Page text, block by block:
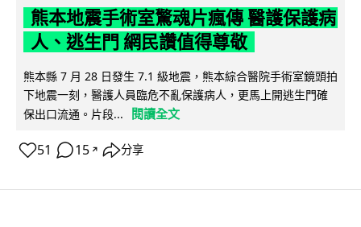
熊本地震手術室驚魂片瘋傳 醫護保護病
人、逃生門 網民讚值得尊敬
熊本縣 7 月 28 日發生 7.1 級地震，熊本綜合醫院手術室鏡頭拍
下地震一刻，醫護人員臨危不亂保護病人，更馬上開逃生門確
保出口流通。片段...
閱讀全文
51 15 ↗ 分享